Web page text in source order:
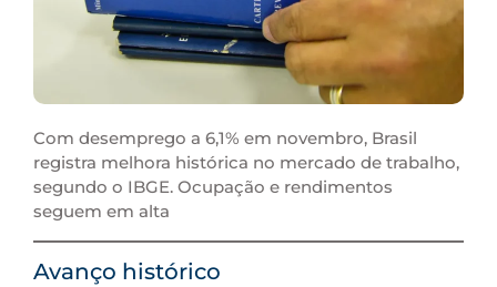
Com desemprego a 6,1% em novembro, Brasil
registra melhora histórica no mercado de trabalho,
segundo o IBGE. Ocupação e rendimentos
seguem em alta
Avanço histórico